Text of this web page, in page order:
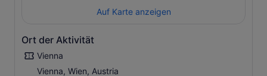
Auf Karte anzeigen
Ort der Aktivität
Vienna
Vienna, Wien, Austria